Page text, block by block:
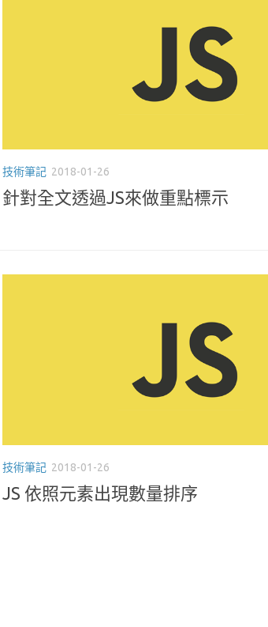
技術筆記 2018-01-26
針對全文透過JS來做重點標示
技術筆記 2018-01-26
JS 依照元素出現數量排序